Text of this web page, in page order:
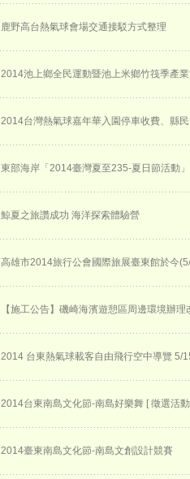
鹿野高台熱氣球會場交通接駁方式整理
2014池上鄉全民運動暨池上米鄉竹筏季產
2014台灣熱氣球嘉年華入園停車收費、縣
東部海岸「2014臺灣夏至235-夏日節活動
鯨夏之旅讚成功 海洋探索體驗營
高雄市2014旅行公會國際旅展臺東館於今
【施工公告】磯崎海濱遊憩區周邊環境辦理
2014 台東熱氣球載客自由飛行空中導覽 5/
2014台東南島文化節-南島好樂舞 [ 徵選活
2014臺東南島文化節-南島文創設計競賽